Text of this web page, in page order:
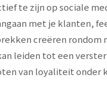
te zijn op sociale
met je klanten,
creëren rondom
leiden tot een
van loyaliteit onder